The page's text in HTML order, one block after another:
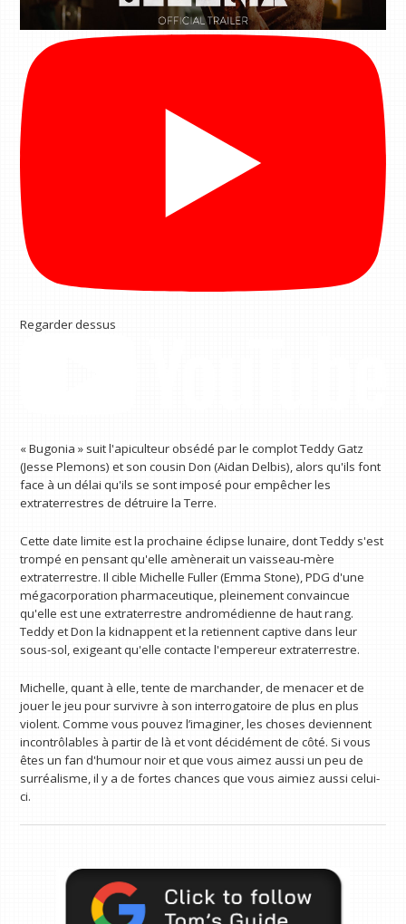
Regarder dessus
« Bugonia » suit l'apiculteur obsédé par le complot Teddy Gatz
(Jesse Plemons) et son cousin Don (Aidan Delbis), alors qu'ils font
face à un délai qu'ils se sont imposé pour empêcher les
extraterrestres de détruire la Terre.
Cette date limite est la prochaine éclipse lunaire, dont Teddy s'est
trompé en pensant qu'elle amènerait un vaisseau-mère
extraterrestre. Il cible Michelle Fuller (Emma Stone), PDG d'une
mégacorporation pharmaceutique, pleinement convaincue
qu'elle est une extraterrestre andromédienne de haut rang.
Teddy et Don la kidnappent et la retiennent captive dans leur
sous-sol, exigeant qu'elle contacte l'empereur extraterrestre.
Michelle, quant à elle, tente de marchander, de menacer et de
jouer le jeu pour survivre à son interrogatoire de plus en plus
violent. Comme vous pouvez l’imaginer, les choses deviennent
incontrôlables à partir de là et vont décidément de côté. Si vous
êtes un fan d'humour noir et que vous aimez aussi un peu de
surréalisme, il y a de fortes chances que vous aimiez aussi celui-
ci.